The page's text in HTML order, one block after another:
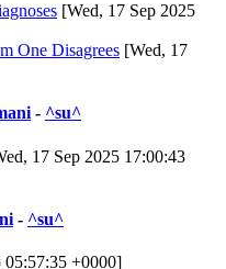
[Wed, 17 Sep 2025
One Disagrees [Wed, 17
- ^su^
17 Sep 2025 17:00:43
- ^su^
05:57:35 +0000]